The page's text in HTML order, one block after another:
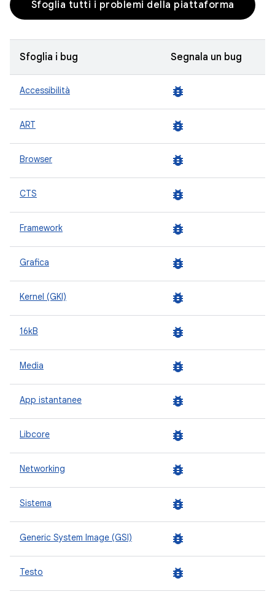
Sfoglia tutti i problemi della piattaforma
Sfoglia i bug Segnala un bug
Accessibilità bug_report
ART bug_report
Browser bug_report
CTS bug_report
Framework bug_report
Grafica bug_report
Kernel (GKI) bug_report
16kB bug_report
Media bug_report
App istantanee bug_report
Libcore bug_report
Networking bug_report
Sistema bug_report
Generic System Image (GSI) bug_report
Testo bug_report